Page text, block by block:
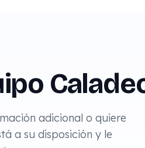
adicional o quiere
a su disposición y le